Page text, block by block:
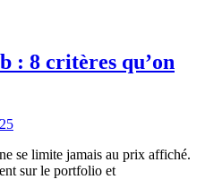
: 8 critères qu’on
se limite jamais au prix affiché.
sur le portfolio et